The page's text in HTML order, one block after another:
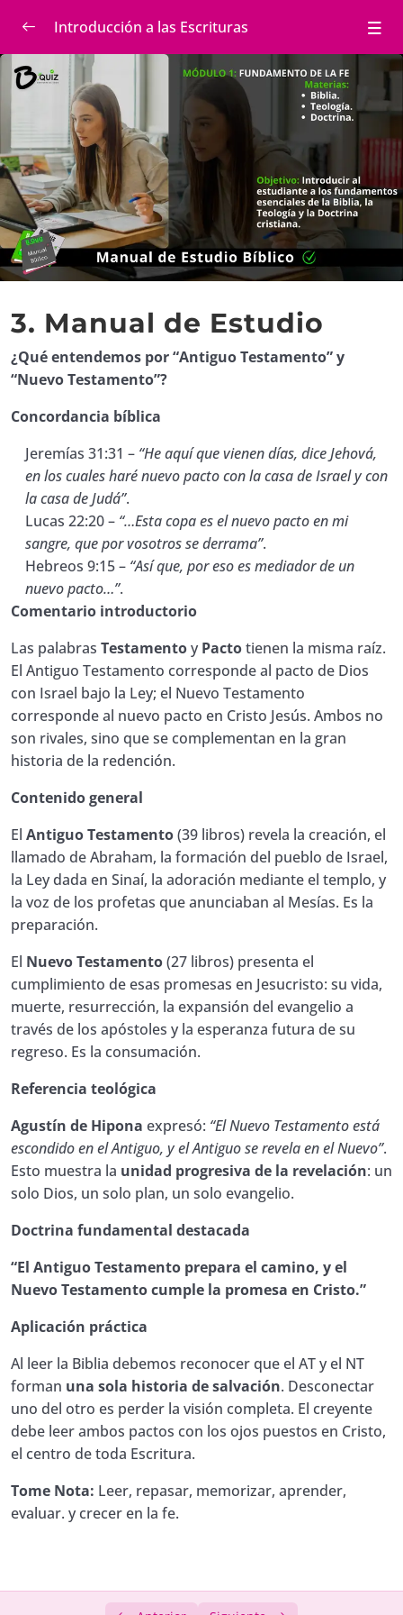
MÓDULO 1 – Biblia. Fundamentos 0/13
1. Lección. ¿Qué significa la palabra “Biblia”?
1. Quiz Manual de Estudio.
2. Lección. ¿Cuántos libros conforman la Biblia y
cómo se dividen?
Quiz Manual de Estudio. 2 00:01:00
Testamento” y “Nuevo Testamento”?
Quiz Manual de Estudio. 3 00:01:00
4. Lección. ¿Quién es el verdadero autor de la
Biblia?
Quiz Manual de Estudio. 4 00:01:00
5. Lección ¿Qué significa que la Biblia es
“inspirada por Dios”?
Quiz Manual de Estudio. 5
6. Lección. ¿Qué diferencia hay entre inspiración,
revelación e iluminación?
7 Lección. ¿Cómo se preservó la Biblia a lo largo
de la historia?
Quiz general. Nivel 1. Introducción a la
Biblia.
Introducción a las Escrituras
3. Manual de Estudio
¿Qué entendemos por “Antiguo Testamento” y
“Nuevo Testamento”?
Concordancia bíblica
Jeremías 31:31 – “He aquí que vienen días, dice Jehová,
en los cuales haré nuevo pacto con la casa de Israel y con
la casa de Judá”.
Lucas 22:20 – “…Esta copa es el nuevo pacto en mi
sangre, que por vosotros se derrama”.
Hebreos 9:15 – “Así que, por eso es mediador de un
nuevo pacto…”.
Comentario introductorio
Las palabras Testamentoy Pactotienen la misma raíz.
El Antiguo Testamento corresponde al pacto de Dios
con Israel bajo la Ley; el Nuevo Testamento
corresponde al nuevo pacto en Cristo Jesús. Ambos no
son rivales, sino que se complementan en la gran
historia de la redención.
Contenido general
El Antiguo Testamento(39 libros) revela la creación, el
llamado de Abraham, la formación del pueblo de Israel,
la Ley dada en Sinaí, la adoración mediante el templo, y
la voz de los profetas que anunciaban al Mesías. Es la
preparación.
El Nuevo Testamento(27 libros) presenta el
cumplimiento de esas promesas en Jesucristo: su vida,
muerte, resurrección, la expansión del evangelio a
través de los apóstoles y la esperanza futura de su
regreso. Es la consumación.
Referencia teológica
Agustín de Hipona expresó: “El Nuevo Testamento está
escondido en el Antiguo, y el Antiguo se revela en el Nuevo”.
Esto muestra la unidad progresiva de la revelación: un
solo Dios, un solo plan, un solo evangelio.
Doctrina fundamental destacada
“El Antiguo Testamento prepara el camino, y el
Nuevo Testamento cumple la promesa en Cristo.”
Aplicación práctica
Al leer la Biblia debemos reconocer que el AT y el NT
forman una sola historia de salvación. Desconectar
uno del otro es perder la visión completa. El creyente
debe leer ambos pactos con los ojos puestos en Cristo,
el centro de toda Escritura.
Tome Nota: Leer, repasar, memorizar, aprender,
evaluar. y crecer en la fe.